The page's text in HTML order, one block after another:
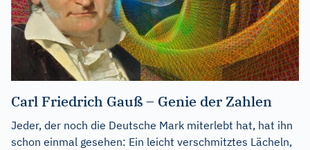
Carl Friedrich Gauß – Genie der Zahlen
Jeder, der noch die Deutsche Mark miterlebt hat, hat ihn
schon einmal gesehen: Ein leicht verschmitztes Lächeln,